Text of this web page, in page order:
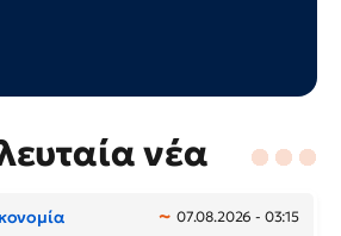
νέα
07.08.2026 - 03:15